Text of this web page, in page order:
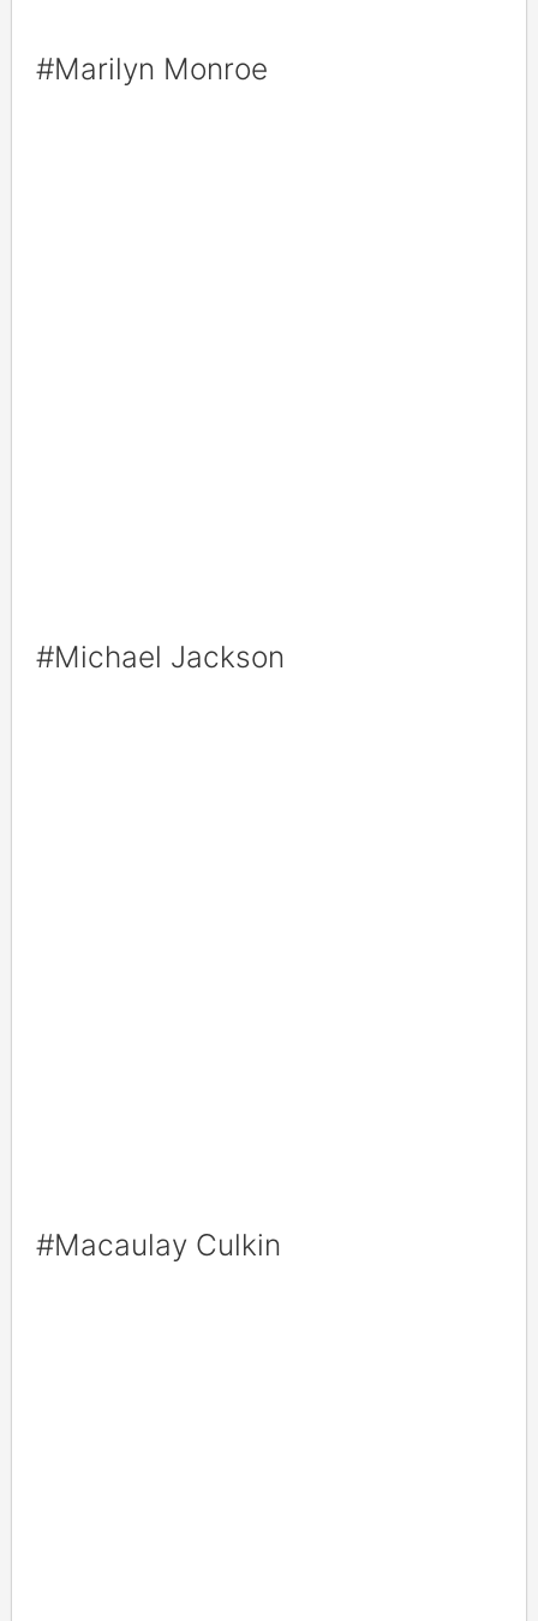
#Marilyn Monroe
#Michael Jackson
#Macaulay Culkin